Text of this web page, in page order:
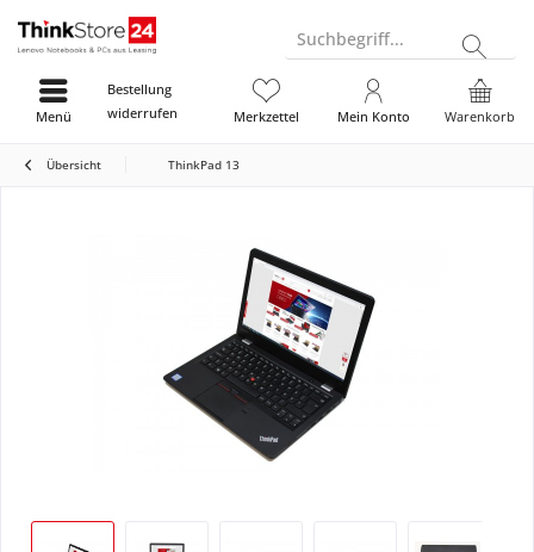
Suchbegriff...
Bestellung
widerrufen
Warenkorb
Merkzettel Mein Konto
Menü
Übersicht ThinkPad 13